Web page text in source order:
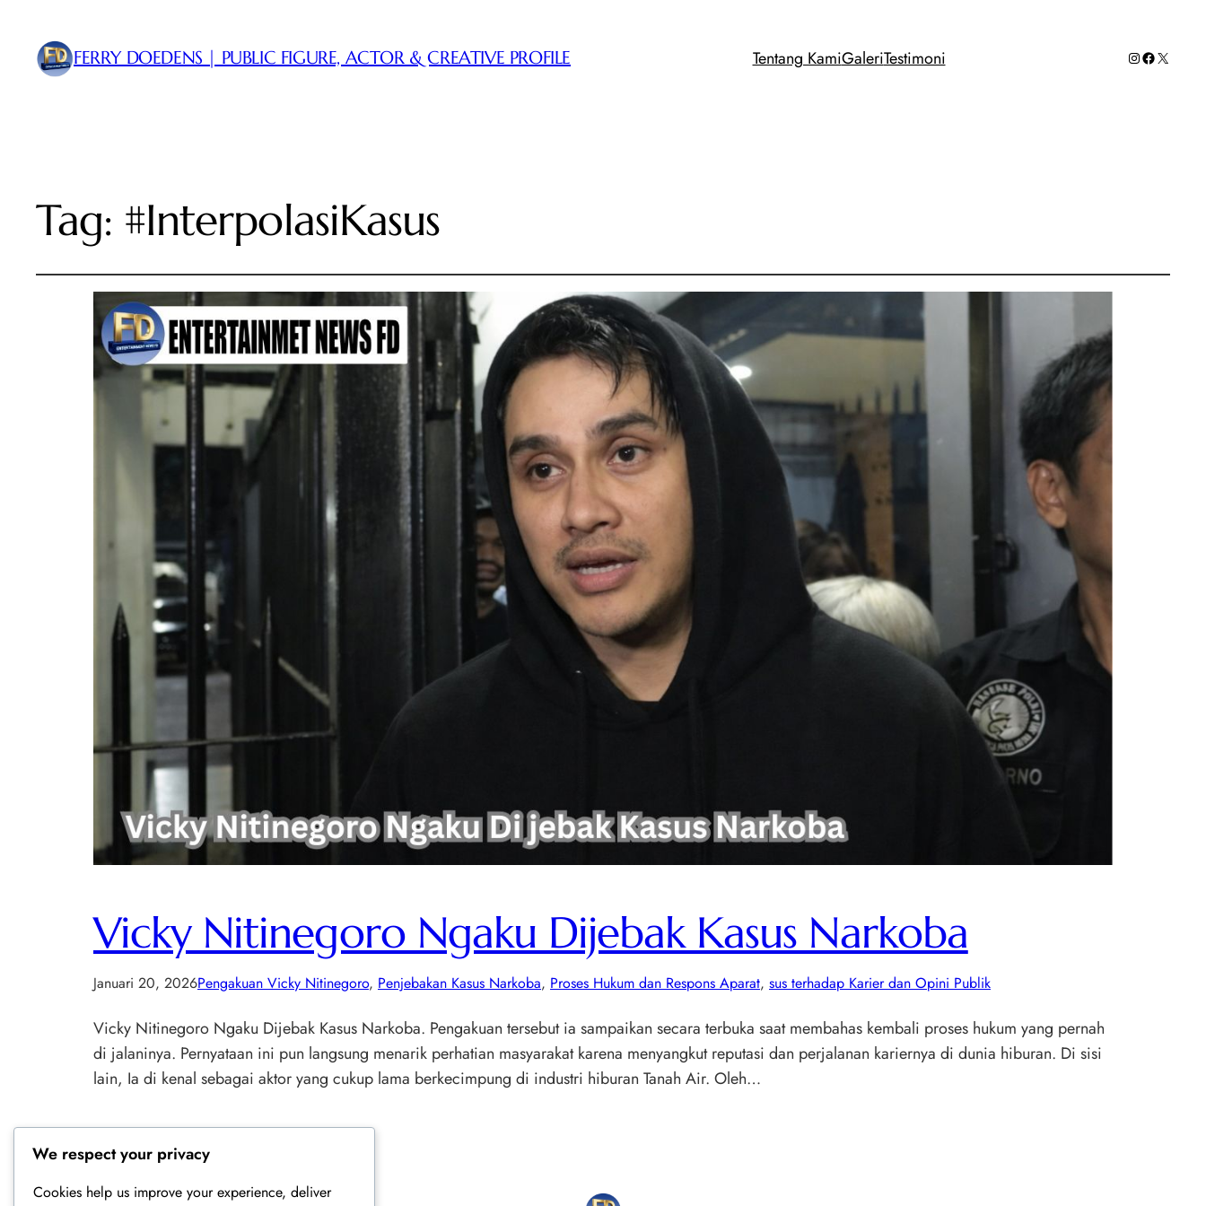
FERRY DOEDENS | PUBLIC FIGURE, ACTOR & CREATIVE PROFILE Tentang KamiGaleriTestimoni Instagram
Facebook
X
Tag: #InterpolasiKasus
Vicky Nitinegoro Ngaku Dijebak Kasus Narkoba
Januari 20, 2026Pengakuan Vicky Nitinegoro, Penjebakan Kasus Narkoba, Proses Hukum dan Respons Aparat, sus terhadap Karier dan Opini Publik
Vicky Nitinegoro Ngaku Dijebak Kasus Narkoba. Pengakuan tersebut ia sampaikan secara terbuka saat membahas kembali proses hukum yang pernah
di jalaninya. Pernyataan ini pun langsung menarik perhatian masyarakat karena menyangkut reputasi dan perjalanan kariernya di dunia hiburan. Di sisi
lain, Ia di kenal sebagai aktor yang cukup lama berkecimpung di industri hiburan Tanah Air. Oleh…
We respect your privacy
Cookies help us improve your experience, deliver